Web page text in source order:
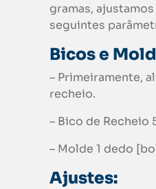
gramas,
seguintes
Bicos e
– Primeiramente,
recheio.
– Bico de Recheio
– Molde 1 dedo
Ajustes: